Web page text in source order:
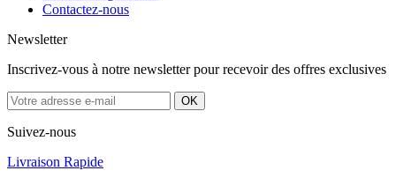
Contactez-nous
Newsletter
Inscrivez-vous à notre newsletter pour recevoir des offres exclusives
Suivez-nous
Livraison Rapide